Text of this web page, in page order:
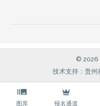
© 2026
技术支持：贵州
图库 报名通道